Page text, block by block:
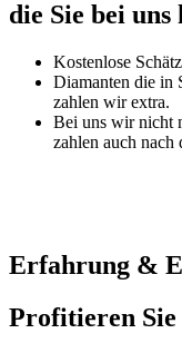
die Sie bei uns
Kostenlose
Diamanten die in
zahlen wir extra.
Bei uns wir nicht
zahlen auch nach
Erfahrung &
Profitieren Sie